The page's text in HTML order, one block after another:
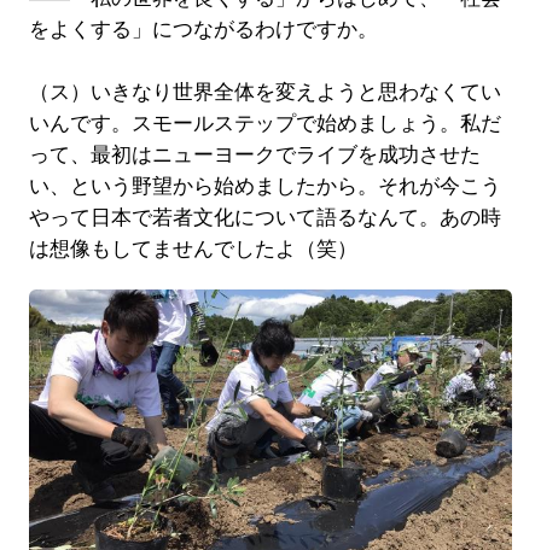
をよくする」につながるわけですか。
（ス）いきなり世界全体を変えようと思わなくてい
いんです。スモールステップで始めましょう。私だ
って、最初はニューヨークでライブを成功させた
い、という野望から始めましたから。それが今こう
やって日本で若者文化について語るなんて。あの時
は想像もしてませんでしたよ（笑）